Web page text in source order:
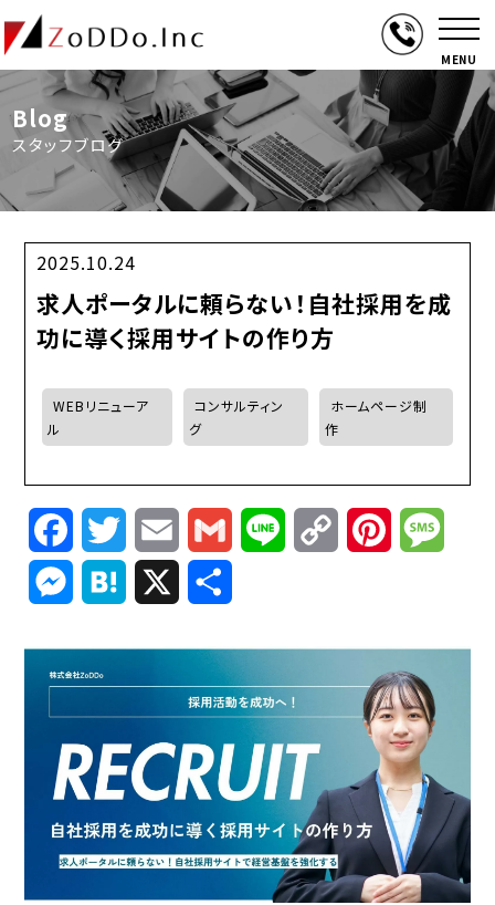
MENU
Blog
スタッフブログ
2025.10.24
求人ポータルに頼らない！自社採用を成
功に導く採用サイトの作り方
WEBリニューア
ル
コンサルティン
グ
ホームページ制
作
FacebookTwitterEmail Gmail Line
Copy
Link
Pinterest
Messenger
Hatena